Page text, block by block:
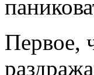
Первое,